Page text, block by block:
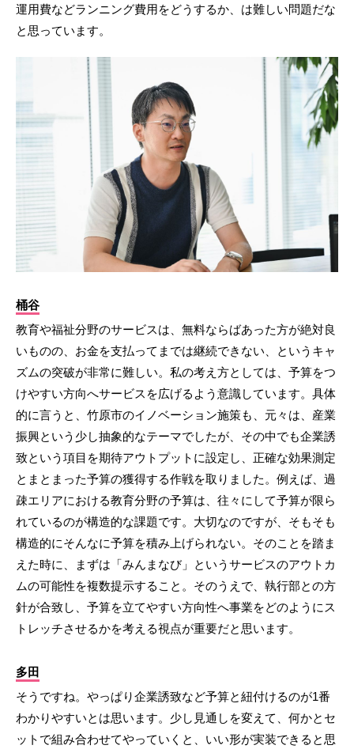
運用費などランニング費用をどうするか、は難しい問題だな
と思っています。
桶谷
教育や福祉分野のサービスは、無料ならばあった方が絶対良
いものの、お金を支払ってまでは継続できない、というキャ
ズムの突破が非常に難しい。私の考え方としては、予算をつ
けやすい方向へサービスを広げるよう意識しています。具体
的に言うと、竹原市のイノベーション施策も、元々は、産業
振興という少し抽象的なテーマでしたが、その中でも企業誘
致という項目を期待アウトプットに設定し、正確な効果測定
とまとまった予算の獲得する作戦を取りました。例えば、過
疎エリアにおける教育分野の予算は、往々にして予算が限ら
れているのが構造的な課題です。大切なのですが、そもそも
構造的にそんなに予算を積み上げられない。そのことを踏ま
えた時に、まずは「みんまなび」というサービスのアウトカ
ムの可能性を複数提示すること。そのうえで、執行部との方
針が合致し、予算を立てやすい方向性へ事業をどのようにス
トレッチさせるかを考える視点が重要だと思います。
多田
そうですね。やっぱり企業誘致など予算と紐付けるのが1番
わかりやすいとは思います。少し見通しを変えて、何かとセ
ットで組み合わせてやっていくと、いい形が実装できると思